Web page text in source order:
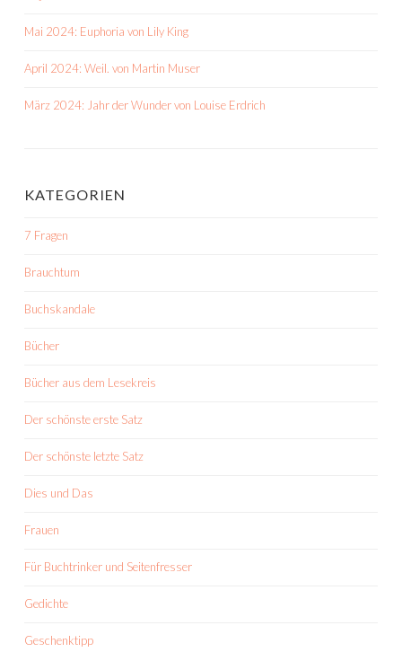
Mai 2024: Euphoria von Lily King
April 2024: Weil. von Martin Muser
März 2024: Jahr der Wunder von Louise Erdrich
KATEGORIEN
7 Fragen
Brauchtum
Buchskandale
Bücher
Bücher aus dem Lesekreis
Der schönste erste Satz
Der schönste letzte Satz
Dies und Das
Frauen
Für Buchtrinker und Seitenfresser
Gedichte
Geschenktipp